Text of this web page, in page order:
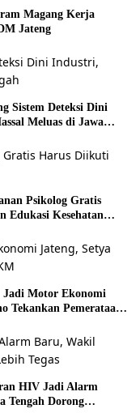
Magang Kerja
Jateng
Sistem Deteksi Dini
Meluas di Jawa
Psikolog Gratis
Edukasi Kesehatan
Motor Ekonomi
Tekankan Pemerataan
HIV Jadi Alarm
Tengah Dorong